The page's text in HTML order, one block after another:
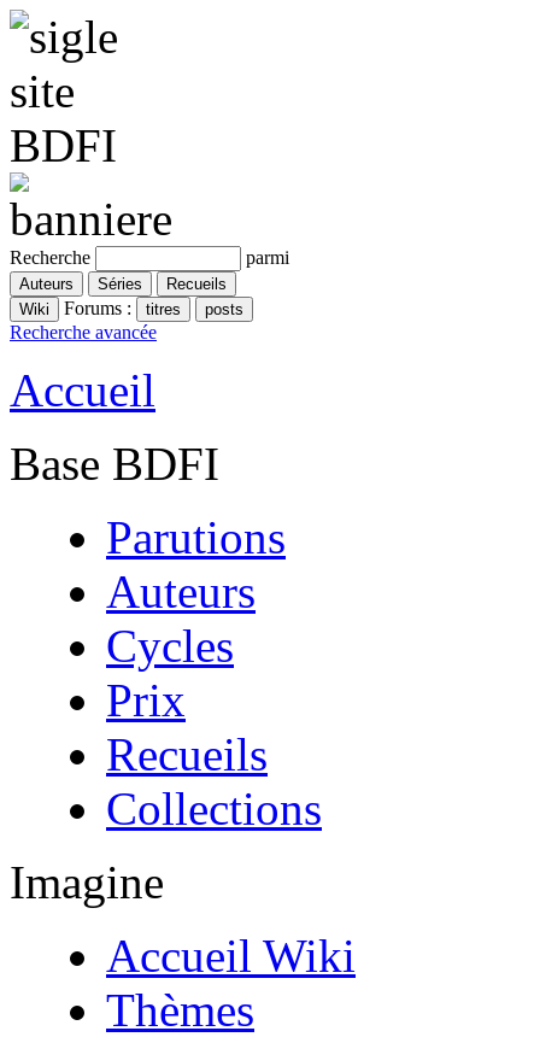
Recherche parmi
Forums :
Recherche avancée
Accueil
Base BDFI
Parutions
Auteurs
Cycles
Prix
Recueils
Collections
Imagine
Accueil Wiki
Thèmes